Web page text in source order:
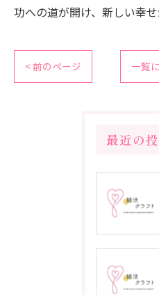
功への道が開け、新しい幸せ
< 前のページ 一覧
最近の